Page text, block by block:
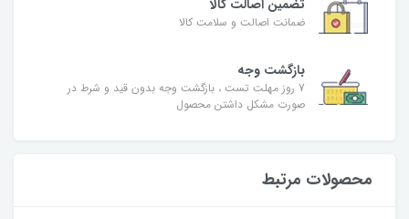
تضمین اصالت کالا
ضمانت اصالت و سلامت کالا
بازگشت وجه
7 روز مهلت تست ، بازگشت وجه بدون قید و شرط در
صورت مشکل داشتن محصول
محصولات مرتبط